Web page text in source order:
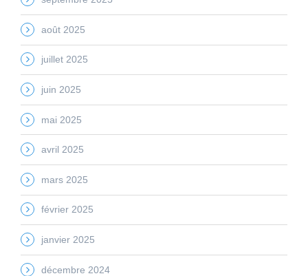
août 2025
juillet 2025
juin 2025
mai 2025
avril 2025
mars 2025
février 2025
janvier 2025
décembre 2024